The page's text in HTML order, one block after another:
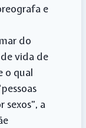
e
do
vida de
o qual
sexos”, a